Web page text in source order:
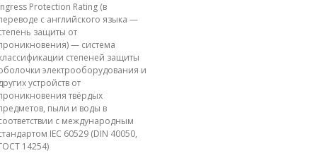
Protection Rating (в
с английского языка —
защиты от
— система
степеней защиты
электрооборудования и
устройств от
твёрдых
пыли и воды в
с международным
IEC 60529 (DIN 40050,
14254)